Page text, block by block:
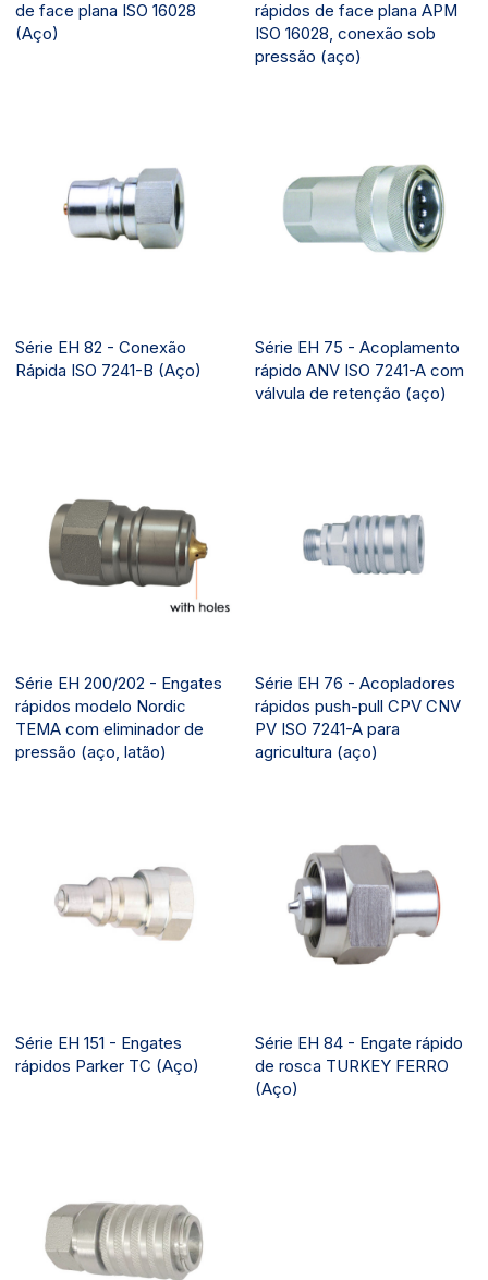
de face plana ISO 16028
(Aço)
rápidos de face plana APM
ISO 16028, conexão sob
pressão (aço)
Série EH 82 - Conexão
Rápida ISO 7241-B (Aço)
Série EH 75 - Acoplamento
rápido ANV ISO 7241-A com
válvula de retenção (aço)
Série EH 200/202 - Engates
rápidos modelo Nordic
TEMA com eliminador de
pressão (aço, latão)
Série EH 76 - Acopladores
rápidos push-pull CPV CNV
PV ISO 7241-A para
agricultura (aço)
Série EH 151 - Engates
rápidos Parker TC (Aço)
Série EH 84 - Engate rápido
de rosca TURKEY FERRO
(Aço)